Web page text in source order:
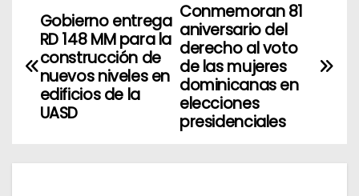
N
a
Conmemoran 81
aniversario del
derecho al voto
de las mujeres
dominicanas en
elecciones
presidenciales
Gobierno entrega
RD 148 MM para la
construcción de
nuevos niveles en
edificios de la
UASD